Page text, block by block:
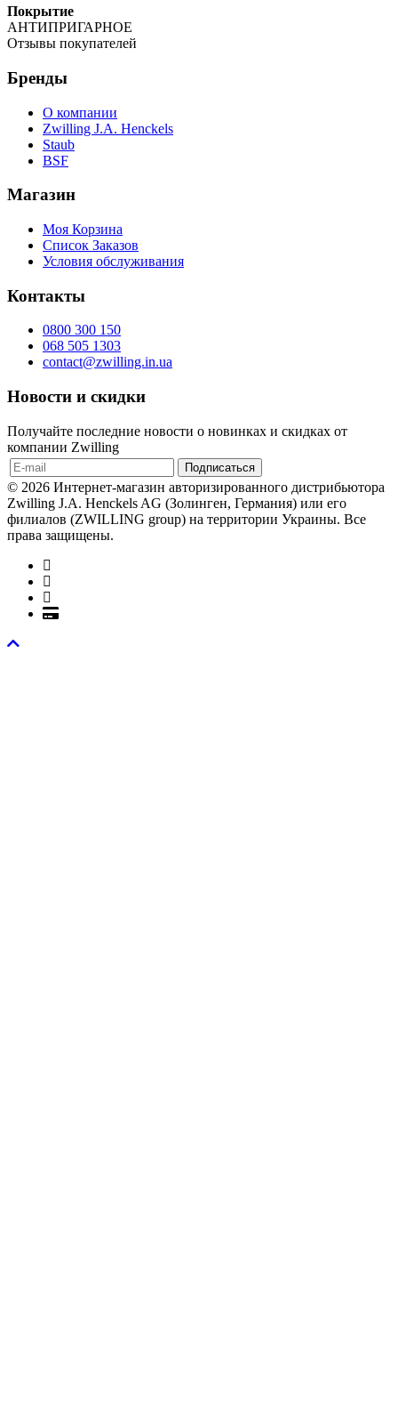
Покрытие
АНТИПРИГАРНОЕ
Отзывы покупателей
Бренды
О компании
Zwilling J.A. Henckels
Staub
BSF
Магазин
Моя Корзина
Список Заказов
Условия обслуживания
Контакты
0800 300 150
068 505 1303
contact@zwilling.in.ua
Новости и скидки
Получайте последние новости о новинках и скидках от
компании Zwilling
© 2026 Интернет-магазин авторизированного дистрибьютора
Zwilling J.A. Henckels AG (Золинген, Германия) или его
филиалов (ZWILLING group) на территории Украины. Все
права защищены.